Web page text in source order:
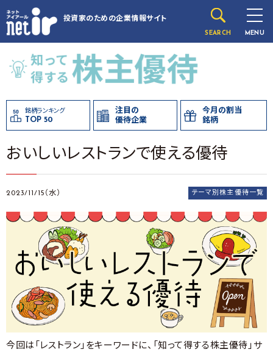
投資家のための企業情報サイト
SEARCH MENU
銘柄ランキング
TOP 50
注目の
優待企業
今月の割当
銘柄
おいしいレストランで使える優待
2023/11/15（水） テーマ別株主優待一覧
今回は「レストラン」をキーワードに、「知って得する株主優待」サ